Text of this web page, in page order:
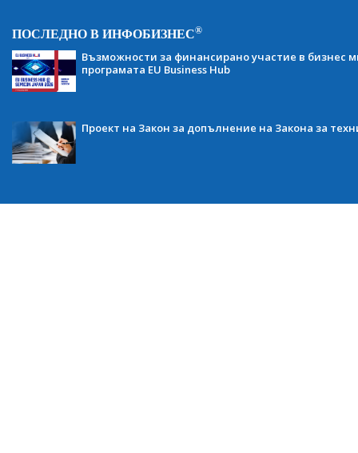
ПОСЛЕДНО В ИНФОБИЗНЕС®
Възможности за финансирано участие в бизнес
програмата EU Business Hub
Проект на Закон за допълнение на Закона за